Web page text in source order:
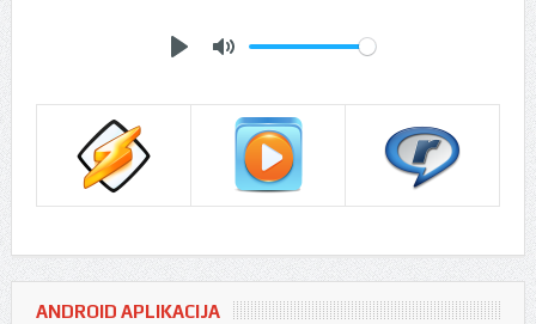
ANDROID APLIKACIJA